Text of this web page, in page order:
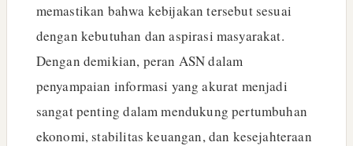
memastikan bahwa kebijakan tersebut sesuai
dengan kebutuhan dan aspirasi masyarakat.
Dengan demikian, peran ASN dalam
penyampaian informasi yang akurat menjadi
sangat penting dalam mendukung pertumbuhan
ekonomi, stabilitas keuangan, dan kesejahteraan